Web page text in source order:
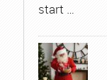
start …